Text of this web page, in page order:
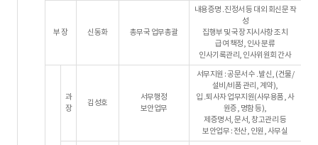
부 장 신동화 총무국 업무총괄
내용증명․진정서 등 대외 회신문 작
성
집행부 및 국장 지시사항 조치
급여 책정, 인사 분류
인사기록관리, 인사위원회 간사
과
장
김성호
서무행정
보안업무
서무지원 : 공문서 수․발신, (건물/
설비/비품 관리, 계약),
입․퇴사자 업무지원(사무용품, 사
원증, 명함 등),
제증명서, 문서, 창고관리 등
보안업무 : 전산, 인원, 사무실